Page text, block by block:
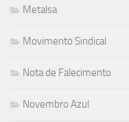
Metalsa
Movimento Sindical
Nota de Falecimento
Novembro Azul